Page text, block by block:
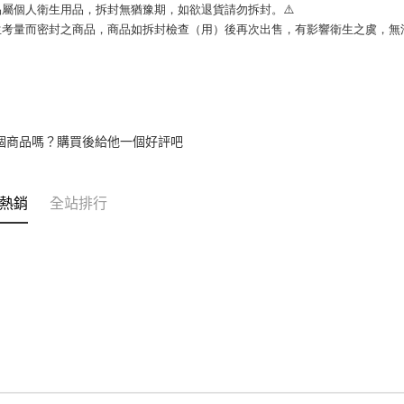
個人衛生用品，拆封無猶豫期，如欲退貨請勿拆封。⚠️
量而密封之商品，商品如拆封檢查（用）後再次出售，有影響衛生之虞，
商品嗎？購買後給他一個好評吧
銷 全站排行